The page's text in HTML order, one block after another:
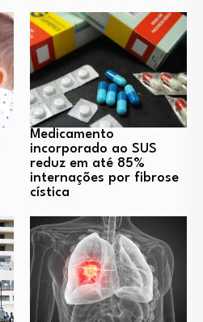
Medicamento
incorporado ao SUS
reduz em até 85%
internações por fibrose
cística